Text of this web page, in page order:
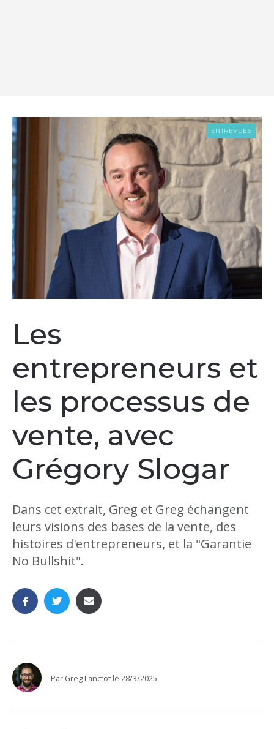
ENTREVUES
Les
entrepreneurs et
les processus de
vente, avec
Grégory Slogar
Dans cet extrait, Greg et Greg échangent
leurs visions des bases de la vente, des
histoires d'entrepreneurs, et la "Garantie
No Bullshit".
Par Greg Lanctot le 28/3/2025